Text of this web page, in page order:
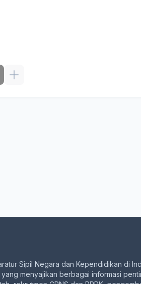
Sipil Negara dan Kependidikan di
menyajikan berbagai informasi